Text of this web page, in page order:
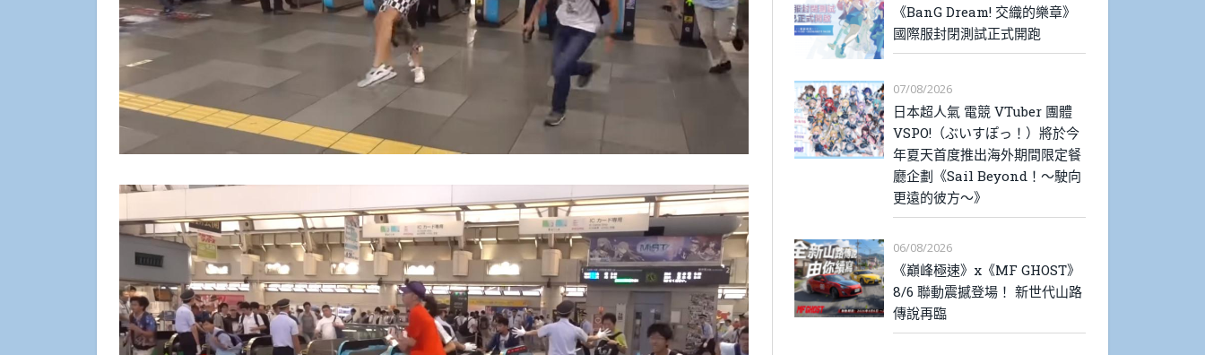
《BanG Dream! 交織的樂章》
國際服封閉測試正式開跑
07/08/2026
日本超人氣 電競 VTuber 團體
VSPO!（ぶいすぽっ！）將於今
年夏天首度推出海外期間限定餐
廳企劃《Sail Beyond！～駛向
更遠的彼方～》
06/08/2026
《巔峰極速》x《MF GHOST》
8/6 聯動震撼登場！ 新世代山路
傳說再臨